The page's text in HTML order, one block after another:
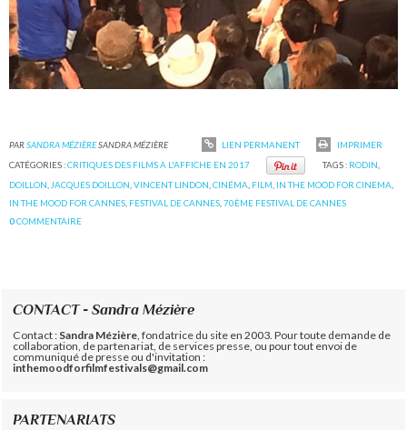
PARSANDRA MÉZIÈRESANDRA MÉZIÈRE LIEN PERMANENT
IMPRIMER
CATÉGORIES :CRITIQUES DES FILMS A L'AFFICHE EN 2017 TAGS : RODIN
DOILLON JACQUES DOILLON ,VINCENT LINDON ,CINÉMA FILM IN THE MOOD FOR CINEMA
IN THE MOOD FOR CANNES FESTIVAL DE CANNES ,70ÈME FESTIVAL DE CANNES
0COMMENTAIRE
CONTACT - Sandra Mézière
Contact : Sandra Mézière , fondatrice du site en 2003. Pour toute demande de
collaboration, de partenariat, de services presse, ou pour tout envoi de
communiqué de presse ou d'invitation :
inthemoodforfilmfestivals@gmail.com
PARTENARIATS